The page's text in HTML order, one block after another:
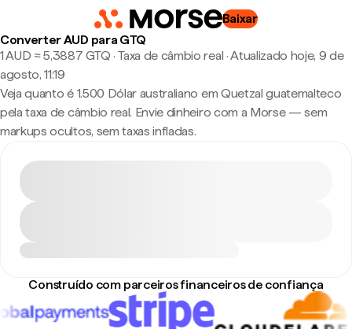
Baixar
Converter AUD para GTQ
1 AUD ≈ 5,3887 GTQ · Taxa de câmbio real ·Atualizado hoje, 9 de
agosto, 11:19
Veja quanto é 1.500 Dólar australiano em Quetzal guatemalteco
pela taxa de câmbio real. Envie dinheiro com a Morse — sem
markups ocultos, sem taxas infladas.
Construído com parceiros financeiros de confiança